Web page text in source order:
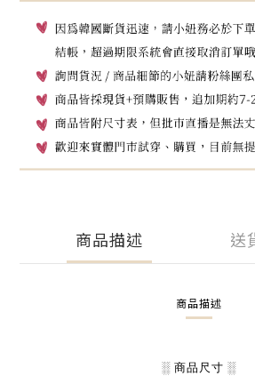
商品描述 送
商品描述
░ 商品尺寸 ░